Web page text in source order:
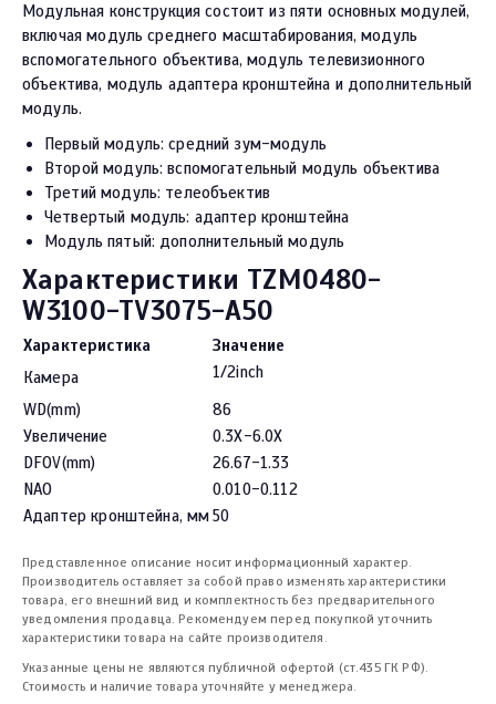
Модульная конструкция состоит из пяти основных модулей,
включая модуль среднего масштабирования, модуль
вспомогательного объектива, модуль телевизионного
объектива, модуль адаптера кронштейна и дополнительный
модуль.
Первый модуль: средний зум-модуль
Второй модуль: вспомогательный модуль объектива
Третий модуль: телеобъектив
Четвертый модуль: адаптер кронштейна
Модуль пятый: дополнительный модуль
Характеристики TZM0480-
W3100-TV3075-A50
Характеристика
Значение
Камера
1/2inch
WD(mm)
86
Увеличение
0.3X-6.0X
DFOV(mm)
26.67-1.33
NAO
0.010-0.112
Адаптер кронштейна, мм50
Представленное описание носит информационный характер.
Производитель оставляет за собой право изменять характеристики
товара, его внешний вид и комплектность без предварительного
уведомления продавца. Рекомендуем перед покупкой уточнить
характеристики товара на сайте производителя.
Указанные цены не являются публичной офертой (ст.435 ГК РФ).
Стоимость и наличие товара уточняйте у менеджера.